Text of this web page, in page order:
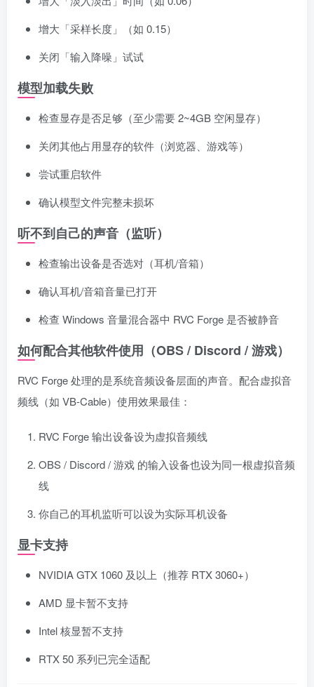
增大「采样长度」（如 0.15）
关闭「输入降噪」试试
模型加载失败
检查显存是否足够（至少需要 2~4GB 空闲显存）
关闭其他占用显存的软件（浏览器、游戏等）
尝试重启软件
确认模型文件完整未损坏
听不到自己的声音（监听）
检查输出设备是否选对（耳机/音箱）
确认耳机/音箱音量已打开
检查 Windows 音量混合器中 RVC Forge 是否被静音
如何配合其他软件使用（OBS / Discord / 游戏）
RVC Forge 处理的是系统音频设备层面的声音。配合虚拟音
频线（如 VB-Cable）使用效果最佳：
RVC Forge 输出设备设为虚拟音频线
OBS / Discord / 游戏 的输入设备也设为同一根虚拟音频
线
你自己的耳机监听可以设为实际耳机设备
显卡支持
NVIDIA GTX 1060 及以上（推荐 RTX 3060+）
AMD 显卡暂不支持
Intel 核显暂不支持
RTX 50 系列已完全适配